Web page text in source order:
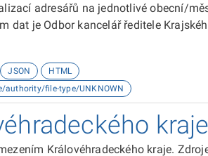
adresářů na jednotlivé obecní/
dat je Odbor kancelář ředitele
JSON
HTML
authority/file-type/UNKNOWN
kraje
Královéhradeckého kraje.